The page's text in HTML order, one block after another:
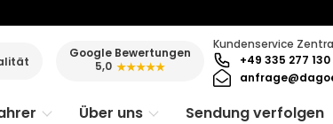
Google Bewertungen
5,0 ★★★★★
Kundenservice
+49 335 277 130
Über uns Sendung verfolgen